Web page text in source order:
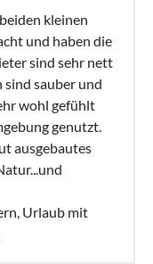
kleinen
und haben die
sind sehr nett
sauber und
wohl gefühlt
genutzt.
ausgebautes
Urlaub mit